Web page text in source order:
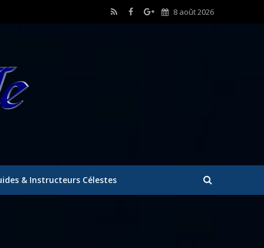
8 août 2026
& Instructeurs Célestes